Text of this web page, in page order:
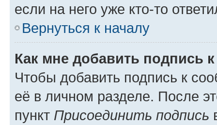
если на него уже кто-то
Вернуться к началу
Как мне добавить подпись
Чтобы добавить подпись к
её в личном разделе. После
пункт Присоединить подпись